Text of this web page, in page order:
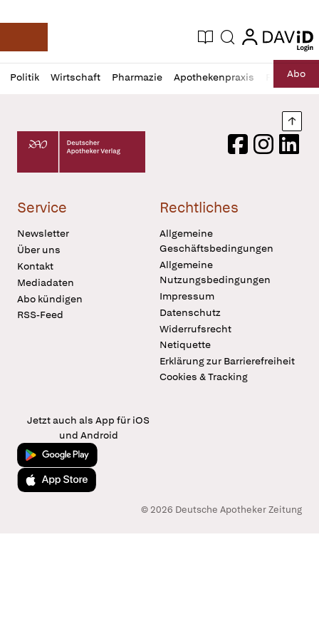
Deutsche Apotheker Zeitung
Aktuelle Ausgabe
Suche login
login
Politik Wirtschaft Pharmazie Apothekenpraxis RechtAbo
Profil
öffnen
Daz
Pur
Deutscher Apotheker Verlag Logo
FacebookInstagram
Service
Newsletter
Über uns
Kontakt
Mediadaten
Abo kündigen
RSS-Feed
Rechtliches
Allgemeine
Geschäftsbedingungen
Allgemeine
Nutzungsbedingungen
Impressum
Datenschutz
Widerrufsrecht
Netiquette
Erklärung zur Barrierefreiheit
Cookies & Tracking
Jetzt auch als App für iOS
und Android
Jetzt bei Google Play
Laden im App Store
© 2026 Deutsche Apotheker Zeitung